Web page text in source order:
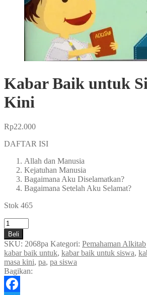
Kabar Baik untuk
Kini
Rp22.000
DAFTAR ISI
Allah dan Manusia
Kejatuhan Manusia
Bagaimana Aku Diselamatkan?
Bagaimana Setelah Aku Selamat?
Stok 465
Kuantitas
Kabar
Baik
untuk
Siswa
Masa
Kini
Beli
SKU: 2068pa Kategori: Pemahaman Alkitab
kabar baik untuk, kabar baik untuk siswa,
masa kini, pa, pa siswa
Bagikan: